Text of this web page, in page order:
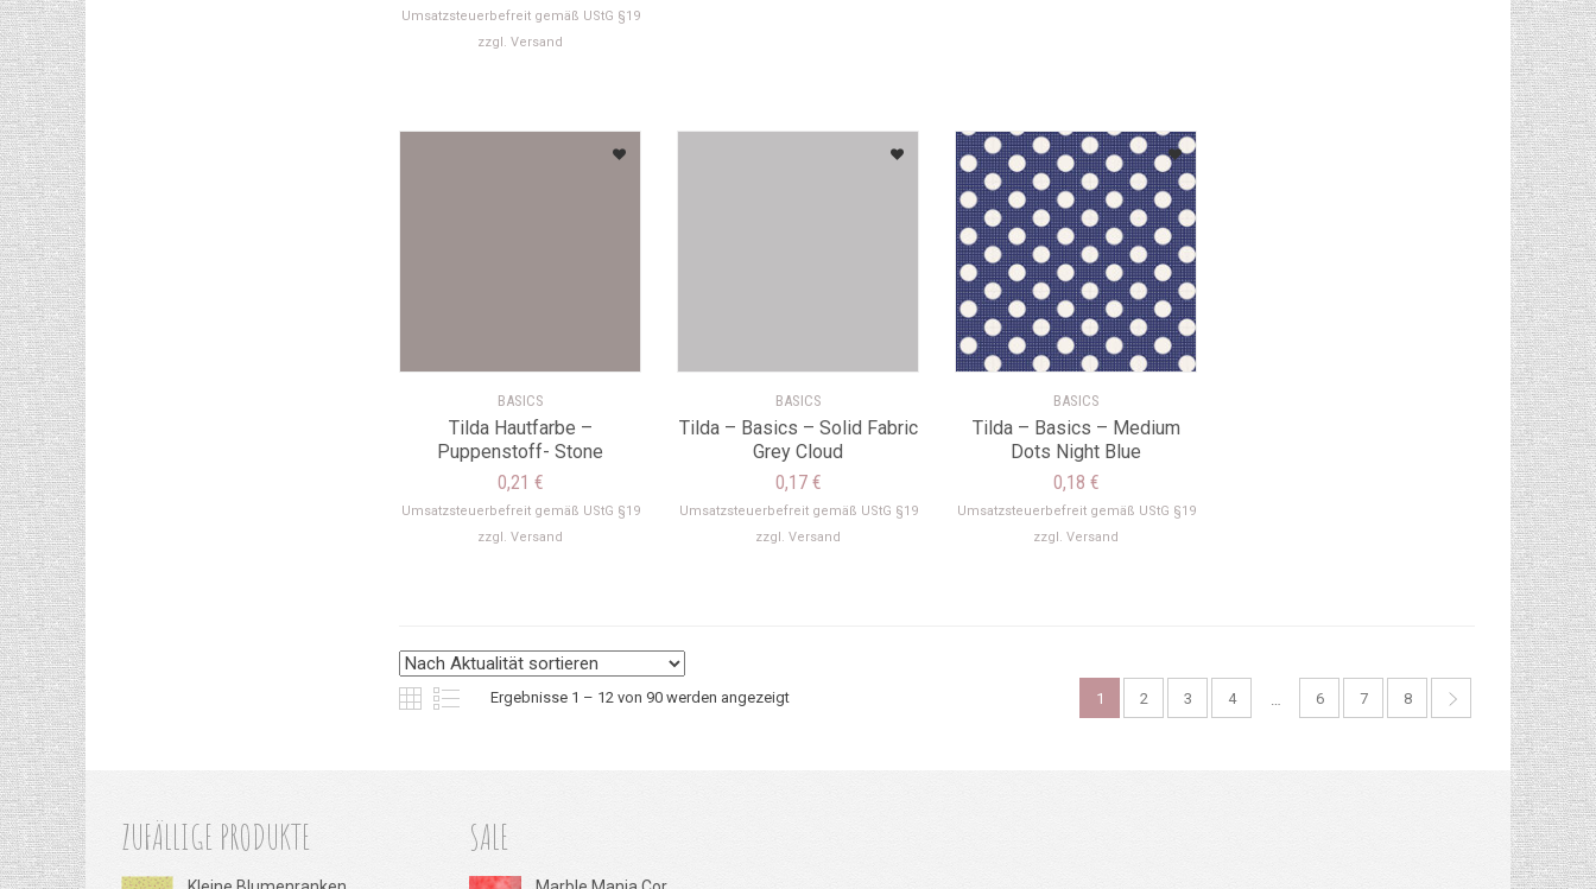
Umsatzsteuerbefreit gemäß UStG §19
zzgl. Versand
BASICS
Tilda Hautfarbe –
Puppenstoff- Stone
0,21 €
Umsatzsteuerbefreit gemäß UStG §19
zzgl. Versand
BASICS
Tilda – Basics – Solid Fabric
Grey Cloud
0,17 €
Umsatzsteuerbefreit gemäß UStG §19
zzgl. Versand
BASICS
Tilda – Basics – Medium
Dots Night Blue
0,18 €
Umsatzsteuerbefreit gemäß UStG §19
zzgl. Versand
1 2 3 4 … 6 7 8
Ergebnisse 1 – 12 von 90 werden angezeigtNach
ZUFÄLLIGE PRODUKTE SALE